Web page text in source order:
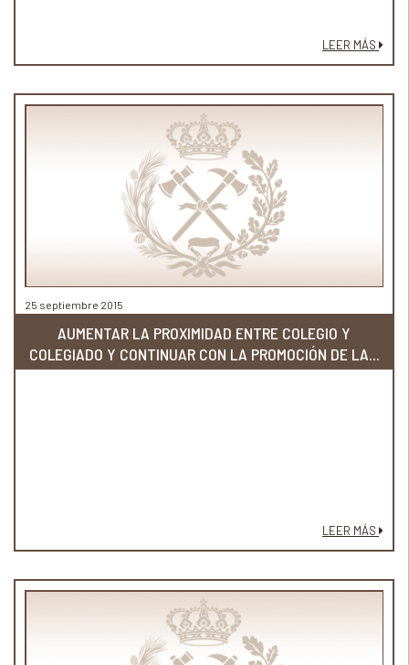
LEER MÁS
25 septiembre 2015
AUMENTAR LA PROXIMIDAD ENTRE COLEGIO Y
COLEGIADO Y CONTINUAR CON LA PROMOCIÓN DE LA...
LEER MÁS